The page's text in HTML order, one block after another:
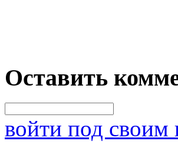
Оставить
войти под своим